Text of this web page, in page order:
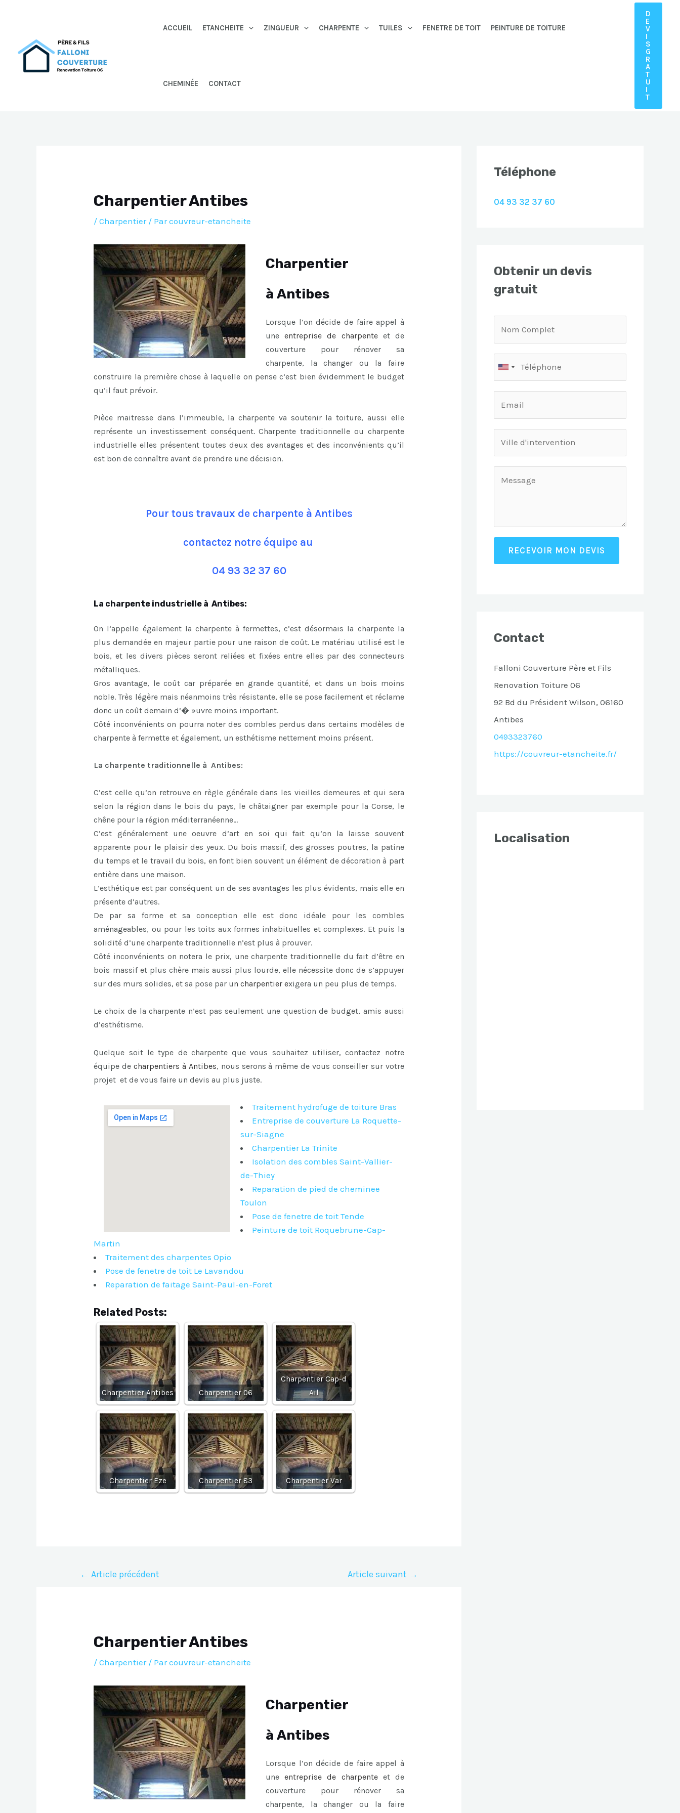
ACCUEIL ETANCHEITE ZINGUEUR CHARPENTE TUILES FENETRE DE TOIT PEINTURE DE TOITURE
CHEMINÉE CONTACT
D
E
V
I
S
G
R
A
T
U
I
T
Charpentier Antibes
/Charpentier/ Parcouvreur-etancheite
Charpentier
à Antibes
Lorsque l’on décide de faire appel à
uneentreprise de charpenteet de
couverture pour rénover sa
charpente, la changer ou la faire
construire la première chose à laquelle on pense c’est bien évidemment le budget
qu’il faut prévoir.
Pièce maitresse dans l’immeuble, la charpente va soutenir la toiture, aussi elle
représente un investissement conséquent. Charpente traditionnelle ou charpente
industrielle elles présentent toutes deux des avantages et des inconvénients qu’il
est bon de connaître avant de prendre une décision.
Pour tous travaux de charpente à Antibes
contactez notre équipe au
04 93 32 37 60
La charpente industrielle à Antibes:
On l’appelle également la charpente à fermettes, c’est désormais la charpente la
plus demandée en majeur partie pour une raison de coût. Le matériau utilisé est le
bois, et les divers pièces seront reliées et fixées entre elles par des connecteurs
métalliques.
Gros avantage, le coût car préparée en grande quantité, et dans un bois moins
noble. Très légère mais néanmoins très résistante, elle se pose facilement et réclame
donc un coût demain d’� »uvre moins important.
Côté inconvénients on pourra noter des combles perdus dans certains modèles de
charpente à fermette et également, un esthétisme nettement moins présent.
La charpente traditionnelle à Antibes:
C’est celle qu’on retrouve en règle générale dans les vieilles demeures et qui sera
selon la région dans le bois du pays, le châtaigner par exemple pour la Corse, le
chêne pour la région méditerranéenne…
C’est généralement une oeuvre d’art en soi qui fait qu’on la laisse souvent
apparente pour le plaisir des yeux. Du bois massif, des grosses poutres, la patine
du temps et le travail du bois, en font bien souvent un élément de décoration à part
entière dans une maison.
L’esthétique est par conséquent un de ses avantages les plus évidents, mais elle en
présente d’autres.
De par sa forme et sa conception elle est donc idéale pour les combles
aménageables, ou pour les toits aux formes inhabituelles et complexes. Et puis la
solidité d’une charpente traditionnelle n’est plus à prouver.
Côté inconvénients on notera le prix, une charpente traditionnelle du fait d’être en
bois massif et plus chère mais aussi plus lourde, elle nécessite donc de s’appuyer
sur des murs solides, et sa pose par uncharpentierexigera un peu plus de temps.
Le choix de la charpente n’est pas seulement une question de budget, amis aussi
d’esthétisme.
Quelque soit le type de charpente que vous souhaitez utiliser, contactez notre
équipe de charpentiers à Antibes, nous serons à même de vous conseiller sur votre
projet et de vous faire un devis au plus juste.
Traitement hydrofuge de toiture Bras
Entreprise de couverture La Roquette-
sur-Siagne
Charpentier La Trinite
Isolation des combles Saint-Vallier-
de-Thiey
Reparation de pied de cheminee
Toulon
Pose de fenetre de toit Tende
Peinture de toit Roquebrune-Cap-
Martin
Traitement des charpentes Opio
Pose de fenetre de toit Le Lavandou
Reparation de faitage Saint-Paul-en-Foret
Related Posts:
Charpentier Antibes Charpentier 06
Charpentier Cap-d
Ail
Charpentier Eze Charpentier 83 Charpentier Var
Navigation
← Article précédent Article suivant →
Charpentier Antibes
/Charpentier/ Parcouvreur-etancheite
Charpentier
à Antibes
Lorsque l’on décide de faire appel à
uneentreprise de charpenteet de
couverture pour rénover sa
charpente, la changer ou la faire
Téléphone
04 93 32 37 60
Obtenir un devis
gratuit
RECEVOIR MON DEVIS
Contact
Falloni Couverture Père et Fils
Renovation Toiture 06
92 Bd du Président Wilson, 06160
Antibes
0493323760
https://couvreur-etancheite.fr/
Localisation